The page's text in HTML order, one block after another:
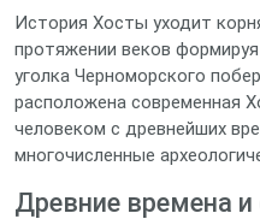
История Хосты уходит
протяжении веков
уголка Черноморского
расположена современная
человеком с древнейших
многочисленные
Древние времена и